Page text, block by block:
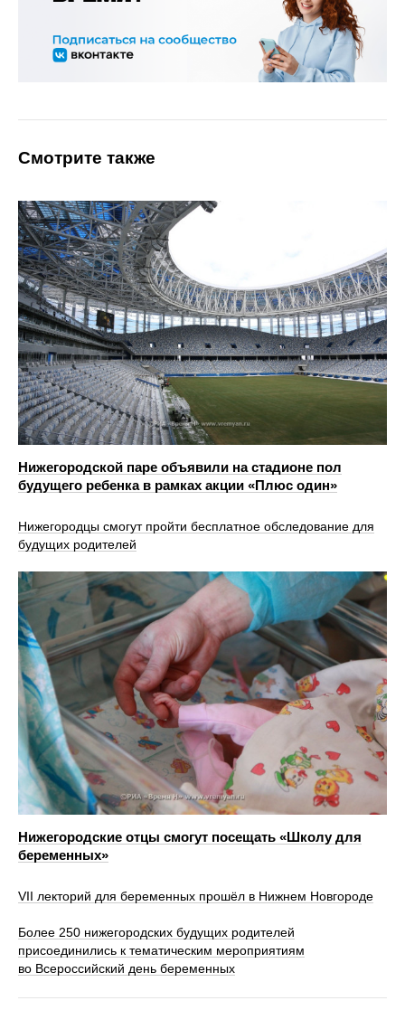
Смотрите также
Нижегородской паре объявили на стадионе пол
будущего ребенка в рамках акции «Плюс один»
Нижегородцы смогут пройти бесплатное обследование для
будущих родителей
Нижегородские отцы смогут посещать «Школу для
беременных»
VII лекторий для беременных прошёл в Нижнем Новгороде
Более 250 нижегородских будущих родителей
присоединились к тематическим мероприятиям
во Всероссийский день беременных